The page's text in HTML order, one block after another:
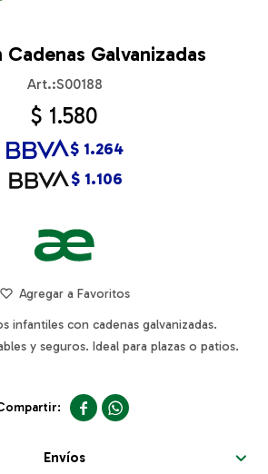
Galvanizadas
S00188
$ 1.580
$ 1.106
$ 1.264
infantiles con cadenas galvanizadas.
y seguros. Ideal para plazas o patios.
 
Envíos